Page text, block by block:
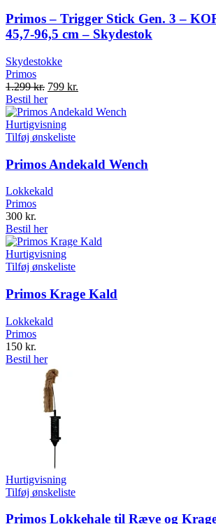
Primos – Trigger Stick Gen. 3 –
45,7-96,5 cm – Skydestok
Skydestokke
Primos
1.299kr. Original
price
was:
1.299 kr..
799 kr.
is:
Bestil her
Hurtigvisning
Tilføj ønskeliste
Primos Andekald Wench
Lokkekald
Primos
300 kr.
Bestil her
Hurtigvisning
Tilføj ønskeliste
Primos Krage Kald
Lokkekald
Primos
150 kr.
Bestil her
Hurtigvisning
Tilføj ønskeliste
Primos Lokkehale til Ræve og